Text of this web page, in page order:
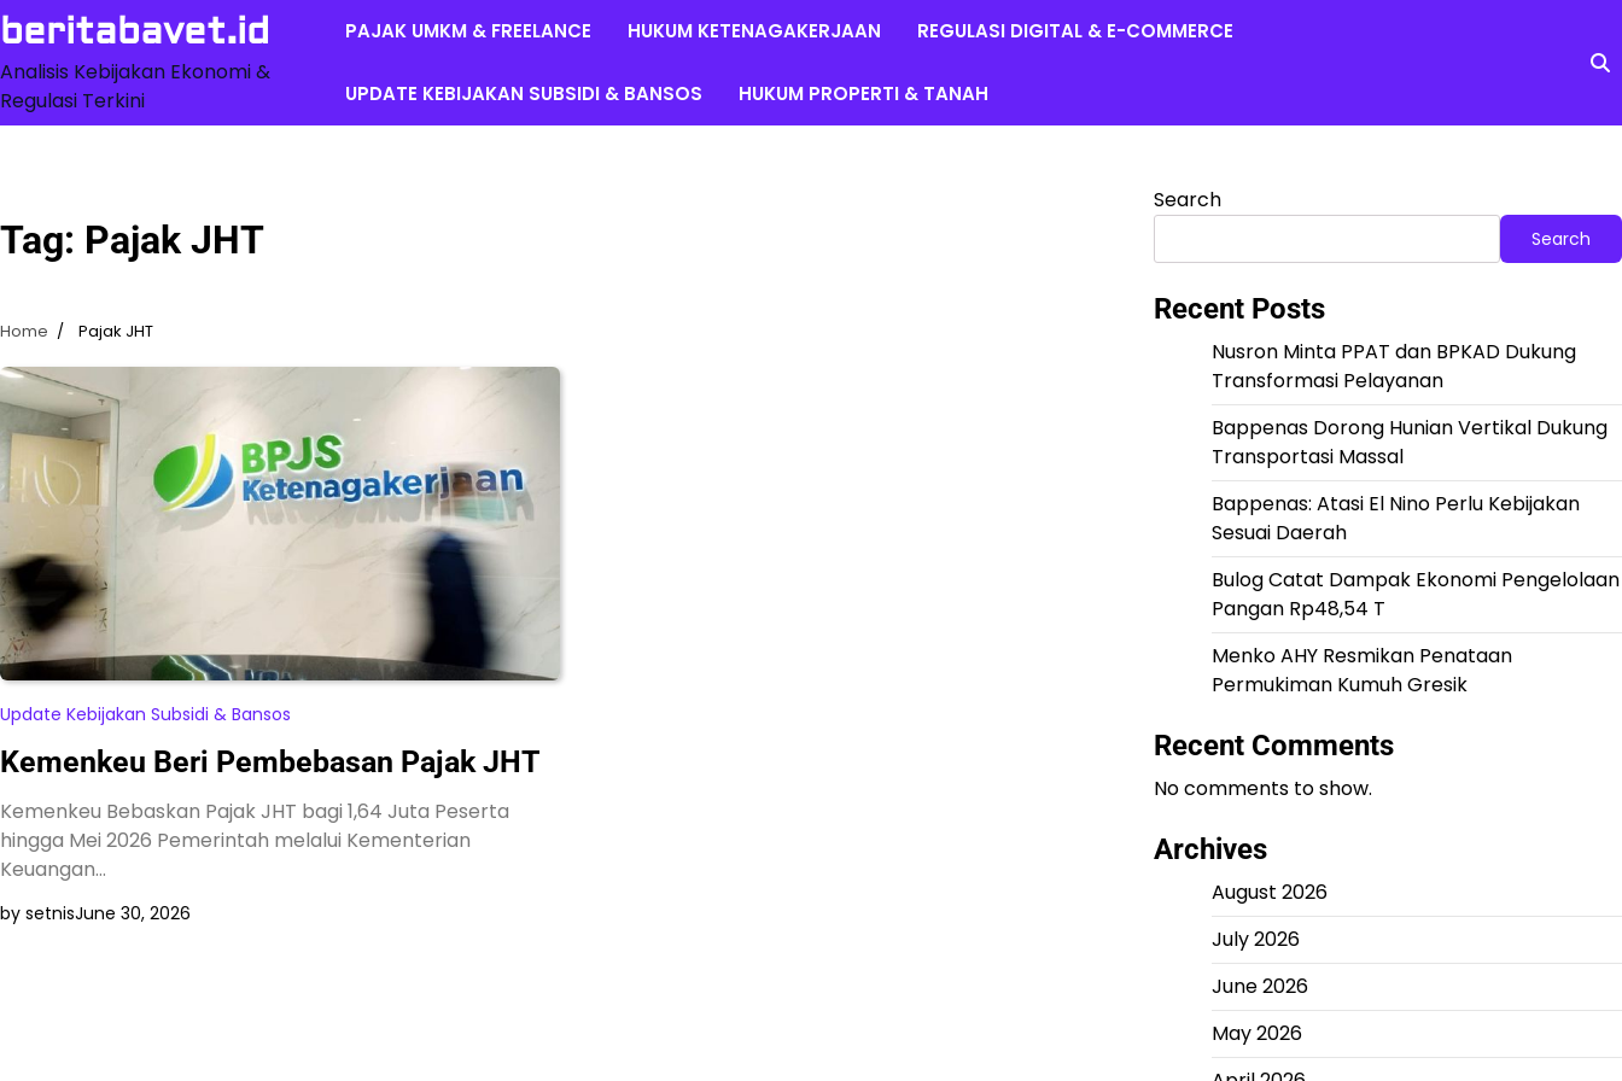
Skip
to
content
beritabavet.id
Analisis Kebijakan Ekonomi &
Regulasi Terkini
PAJAK UMKM & FREELANCE HUKUM KETENAGAKERJAAN REGULASI DIGITAL & E-COMMERCE
UPDATE KEBIJAKAN SUBSIDI & BANSOS HUKUM PROPERTI & TANAH
Tag: Pajak JHT
Home Pajak JHT
Update Kebijakan Subsidi & Bansos
Kemenkeu Beri Pembebasan Pajak JHT
Kemenkeu Bebaskan Pajak JHT bagi 1,64 Juta Peserta
hingga Mei 2026 Pemerintah melalui Kementerian
Keuangan…
by setnisJune 30, 2026
Search
Search
Recent Posts
Nusron Minta PPAT dan BPKAD Dukung
Transformasi Pelayanan
Bappenas Dorong Hunian Vertikal Dukung
Transportasi Massal
Bappenas: Atasi El Nino Perlu Kebijakan
Sesuai Daerah
Bulog Catat Dampak Ekonomi Pengelolaan
Pangan Rp48,54 T
Menko AHY Resmikan Penataan
Permukiman Kumuh Gresik
Recent Comments
No comments to show.
Archives
August 2026
July 2026
June 2026
May 2026